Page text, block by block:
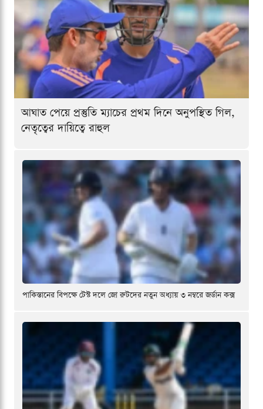
আঘাত পেয়ে প্রস্তুতি ম্যাচের প্রথম দিনে অনুপস্থিত গিল,
নেতৃত্বের দায়িত্বে রাহুল
পাকিস্তানের বিপক্ষে টেস্ট দলে জো রুটদের নতুন অধ্যায় ৩ নম্বরে জর্ডান কক্স